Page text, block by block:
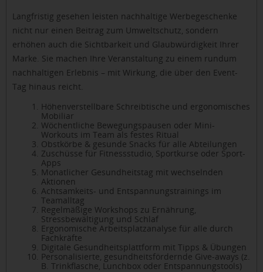
Langfristig gesehen leisten nachhaltige Werbegeschenke
nicht nur einen Beitrag zum Umweltschutz, sondern
erhöhen auch die Sichtbarkeit und Glaubwürdigkeit Ihrer
Marke. Sie machen Ihre Veranstaltung zu einem rundum
nachhaltigen Erlebnis – mit Wirkung, die über den Event-
Tag hinaus reicht.
Höhenverstellbare Schreibtische und ergonomisches
Mobiliar
Wöchentliche Bewegungspausen oder Mini-
Workouts im Team als festes Ritual
Obstkörbe & gesunde Snacks für alle Abteilungen
Zuschüsse für Fitnessstudio, Sportkurse oder Sport-
Apps
Monatlicher Gesundheitstag mit wechselnden
Aktionen
Achtsamkeits- und Entspannungstrainings im
Teamalltag
Regelmäßige Workshops zu Ernährung,
Stressbewältigung und Schlaf
Ergonomische Arbeitsplatzanalyse für alle durch
Fachkräfte
Digitale Gesundheitsplattform mit Tipps & Übungen
Personalisierte, gesundheitsfördernde Give-aways (z.
B. Trinkflasche, Lunchbox oder Entspannungstools)